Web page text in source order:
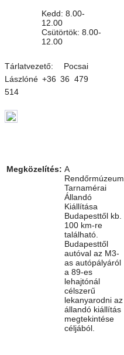
Kedd: 8.00-
12.00
Csütörtök: 8.00-
12.00
Tárlatvezető: Pocsai
Lászlóné +36 36 479
514
Megközelítés: A
Rendőrmúzeum
Tarnamérai
Állandó
Kiállítása
Budapesttől kb.
100 km-re
található.
Budapesttől
autóval az M3-
as autópályáról
a 89-es
lehajtónál
célszerű
lekanyarodni az
állandó kiállítás
megtekintése
céljából.